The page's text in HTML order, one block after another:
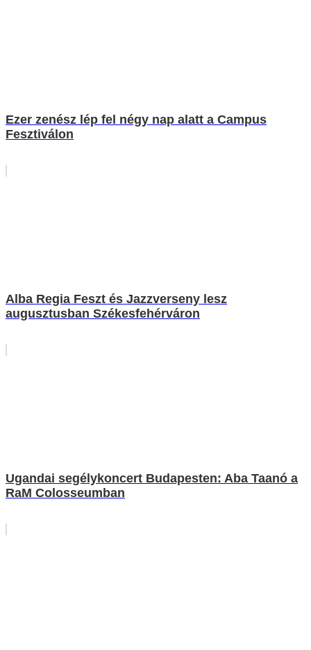
Ezer zenész lép fel négy nap alatt a Campus
Fesztiválon
Alba Regia Feszt és Jazzverseny lesz
augusztusban Székesfehérváron
Ugandai segélykoncert Budapesten: Aba Taanó a
RaM Colosseumban